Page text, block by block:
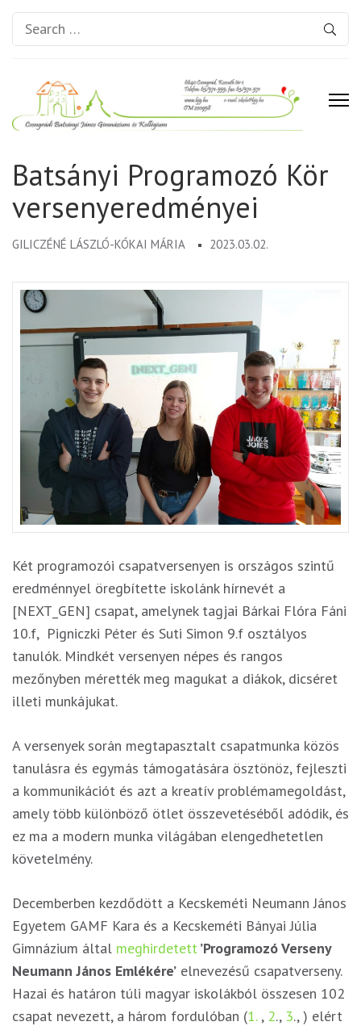
Search
for:
Gimnázium és Kollégium
Batsányi Programozó Kör
versenyeredményei
GILICZÉNÉ LÁSZLÓ-KÓKAI MÁRIA 2023.03.02.
Két programozói csapatversenyen is országos szintű
eredménnyel öregbítette iskolánk hírnevét a
[NEXT_GEN] csapat, amelynek tagjai Bárkai Flóra Fáni
10.f, Pigniczki Péter és Suti Simon 9.f osztályos
tanulók. Mindkét versenyen népes és rangos
mezőnyben mérették meg magukat a diákok, dicséret
illeti munkájukat.
A versenyek során megtapasztalt csapatmunka közös
tanulásra és egymás támogatására ösztönöz, fejleszti
a kommunikációt és azt a kreatív problémamegoldást,
amely több különböző ötlet összevetéséből adódik, és
ez ma a modern munka világában elengedhetetlen
követelmény.
Decemberben kezdődött a Kecskeméti Neumann János
Egyetem GAMF Kara és a Kecskeméti Bányai Júlia
Gimnázium által meghirdetett’Programozó Verseny
Neumann János Emlékére’ elnevezésű csapatverseny.
Hazai és határon túli magyar iskolákból összesen 102
csapat nevezett, a három fordulóban (1., 2., 3., ) elért